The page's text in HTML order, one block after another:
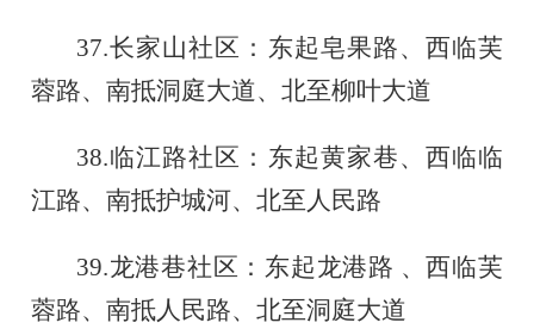
37.长家山社区：东起皂果路、西临芙
蓉路、南抵洞庭大道、北至柳叶大道
38.临江路社区：东起黄家巷、西临临
江路、南抵护城河、北至人民路
39.龙港巷社区：东起龙港路 、西临芙
蓉路、南抵人民路、北至洞庭大道